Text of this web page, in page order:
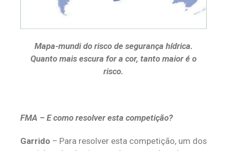
Mapa-mundi do risco de segurança hídrica.
Quanto mais escura for a cor, tanto maior é o
risco.
FMA – E como resolver esta competição?
Garrido – Para resolver esta competição, um dos